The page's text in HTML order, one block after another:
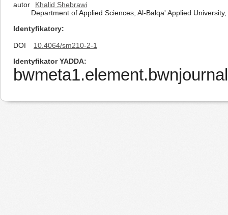
autor
Khalid Shebrawi
Department of Applied Sciences, Al-Balqa' Applied
Identyfikatory
DOI
10.4064/sm210-2-1
Identyfikator YADDA